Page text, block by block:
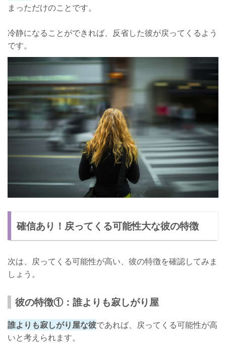
まっただけのことです。
冷静になることができれば、反省した彼が戻ってくるよう
です。
確信あり！戻ってくる可能性大な彼の特徴
次は、戻ってくる可能性が高い、彼の特徴を確認してみま
しょう。
彼の特徴①：誰よりも寂しがり屋
誰よりも寂しがり屋な彼であれば、戻ってくる可能性が高
いと考えられます。